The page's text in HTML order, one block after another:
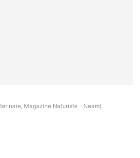
Magazine Naturiste - Neamţ